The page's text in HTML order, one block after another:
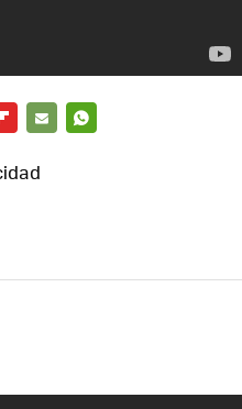
MAIL